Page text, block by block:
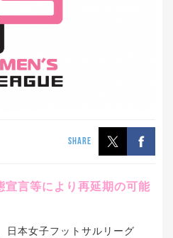
SHARE
宣言等により再延期の可能
日本女子フットサルリーグ